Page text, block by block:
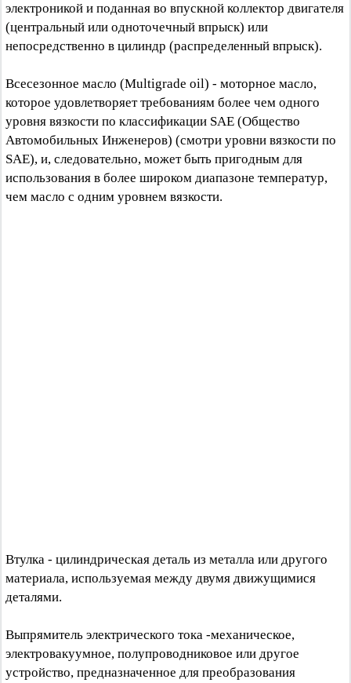
электроникой и поданная во впускной коллектор двигателя
(центральный или одноточечный впрыск) или
непосредственно в цилиндр (распределенный впрыск).
Всесезонное масло (Multigrade oil) - моторное масло,
которое удовлетворяет требованиям более чем одного
уровня вязкости по классификации SAE (Общество
Автомобильных Инженеров) (смотри уровни вязкости по
SAE), и, следовательно, может быть пригодным для
использования в более широком диапазоне температур,
чем масло с одним уровнем вязкости.
Втулка - цилиндрическая деталь из металла или другого
материала, используемая между двумя движущимися
деталями.
Выпрямитель электрического тока -механическое,
электровакуумное, полупроводниковое или другое
устройство, предназначенное для преобразования